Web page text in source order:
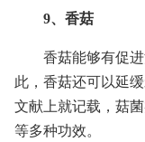
9、香菇
香菇能够有促
此，香菇还可以延
文献上就记载，菇
等多种功效。